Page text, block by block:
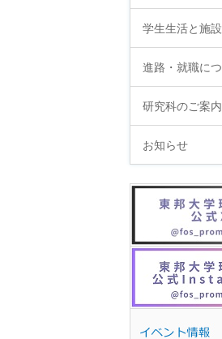
学生生活と施設
進路・就職に
研究科のご案内
お知らせ